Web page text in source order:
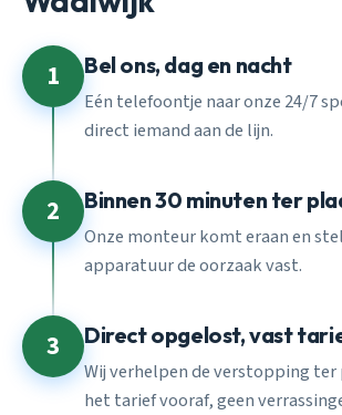
1 Bel ons, dag en nacht
Eén telefoontje naar onze 24/7
direct iemand aan de lijn.
2 Binnen 30 minuten ter
Onze monteur komt eraan en
apparatuur de oorzaak vast.
3 Direct opgelost, vast
Wij verhelpen de verstopping ter
het tarief vooraf, geen